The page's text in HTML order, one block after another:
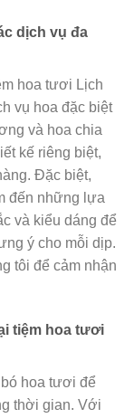
dịch vụ đa
hoa tươi Lịch
vụ hoa đặc biệt
và hoa chia
kế riêng biệt,
Đặc biệt,
đến những lựa
và kiểu dáng để
ý cho mỗi dịp.
tôi để cảm nhận
tiệm hoa tươi
hoa tươi để
thời gian. Với